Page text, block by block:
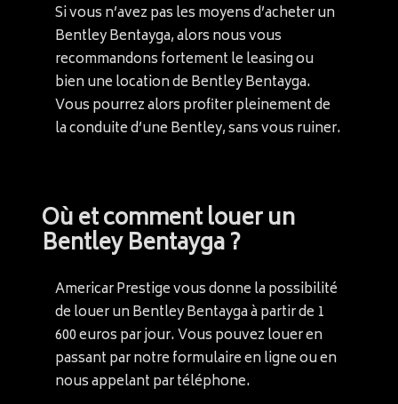
Si vous n’avez pas les moyens d’acheter un
Bentley Bentayga, alors nous vous
recommandons fortement le leasing ou
bien une location de Bentley Bentayga.
Vous pourrez alors profiter pleinement de
la conduite d’une Bentley, sans vous ruiner.
Où et comment louer un
Bentley Bentayga ?
Americar Prestige vous donne la possibilité
de louer un Bentley Bentayga à partir de 1
600 euros par jour. Vous pouvez louer en
passant par notre formulaire en ligne ou en
nous appelant par téléphone.